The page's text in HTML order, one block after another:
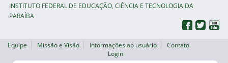
INSTITUTO FEDERAL DE EDUCAÇÃO, CIÊNCIA E TECNOLOGIA DA
PARAÍBA
Equipe Missão e Visão Informações ao usuário
Contato
Login